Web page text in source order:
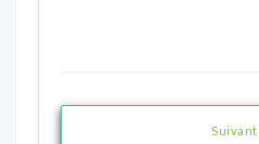
Suivant